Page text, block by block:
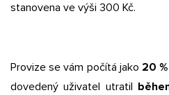
stanovena ve výši 300 Kč.
Provize se vám počítá jako 20
dovedený uživatel utratil